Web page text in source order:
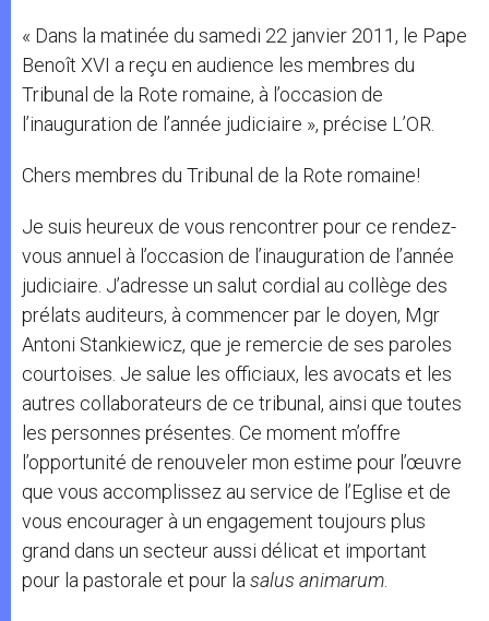
« Dans la matinée du samedi 22 janvier 2011, le Pape
Benoît XVI a reçu en audience les membres du
Tribunal de la Rote romaine, à l’occasion de
l’inauguration de l’année judiciaire », précise L’OR.
Chers membres du Tribunal de la Rote romaine!
Je suis heureux de vous rencontrer pour ce rendez-
vous annuel à l’occasion de l’inauguration de l’année
judiciaire. J’adresse un salut cordial au collège des
prélats auditeurs, à commencer par le doyen, Mgr
Antoni Stankiewicz, que je remercie de ses paroles
courtoises. Je salue les officiaux, les avocats et les
autres collaborateurs de ce tribunal, ainsi que toutes
les personnes présentes. Ce moment m’offre
l’opportunité de renouveler mon estime pour l’œuvre
que vous accomplissez au service de l’Eglise et de
vous encourager à un engagement toujours plus
grand dans un secteur aussi délicat et important
pour la pastorale et pour la salus animarum